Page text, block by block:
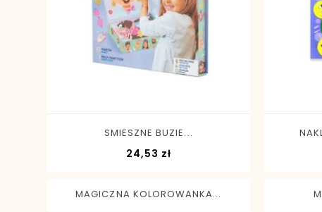
SMIESZNE BUZIE...
24,53 złCena
MAGICZNA KOLOROWANKA...